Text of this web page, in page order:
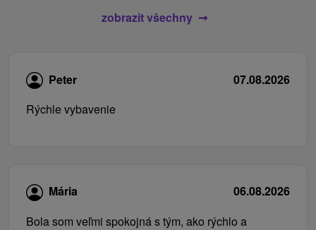
zobrazit všechny
Peter
07.08.2026
Rýchle vybavenie
Mária
06.08.2026
Bola som veľmi spokojná s tým, ako rýchlo a